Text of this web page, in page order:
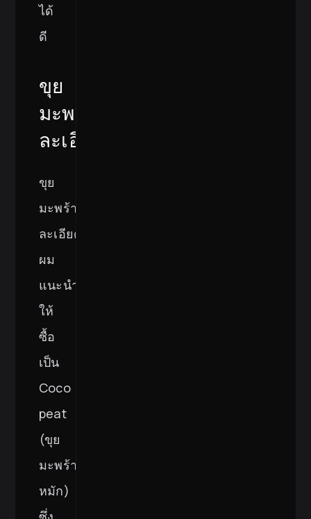
ได้
ดี
ขุย
มะพร้าว
ละเอียด
ขุย
มะพร้าว
ละเอียด
ผม
แนะนำ
ให้
ซื้อ
เป็น
Coco
peat
(ขุย
มะพร้าว
หมัก)